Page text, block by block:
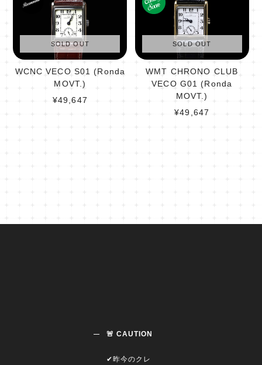
SOLD OUT
WCNC VECO S01 (Ronda
MOVT.)
¥49,647
SOLD OUT
WMT CHRONO CLUB
VECO G01 (Ronda
MOVT.)
¥49,647
🚨 CAUTION
✔︎昨今のクレ